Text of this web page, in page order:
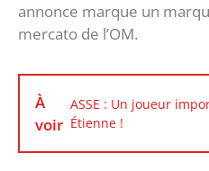
annonce marque un
mercato de l’OM.
À
voir
ASSE : Un joueur
Étienne !